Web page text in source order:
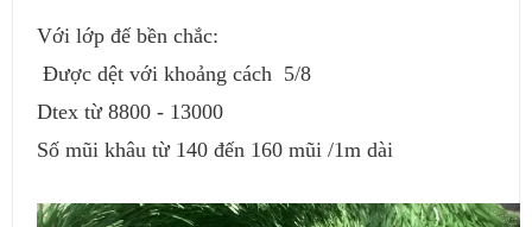
Với lớp đế bền chắc:
Được dệt với khoảng cách 5/8
Dtex từ 8800 - 13000
Số mũi khâu từ 140 đến 160 mũi /1m dài